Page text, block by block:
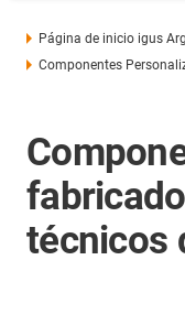
Página de inicio igus
Componentes
técnicos